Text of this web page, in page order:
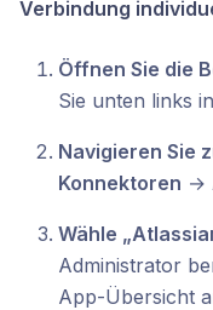
Verbindung
Öffnen Sie die
Sie unten links
Navigieren Sie
Konnektoren →
Wähle
Administrator
App-Übersicht